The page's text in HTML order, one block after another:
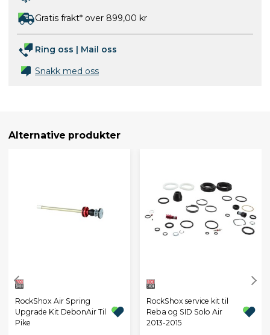
Gratis frakt* over 899,00 kr
Ring oss | Mail oss
Snakk med oss
Alternative produkter
RockShox Air Spring
Upgrade Kit DebonAir Til
Pike
RockShox service kit til
Reba og SID Solo Air
2013-2015